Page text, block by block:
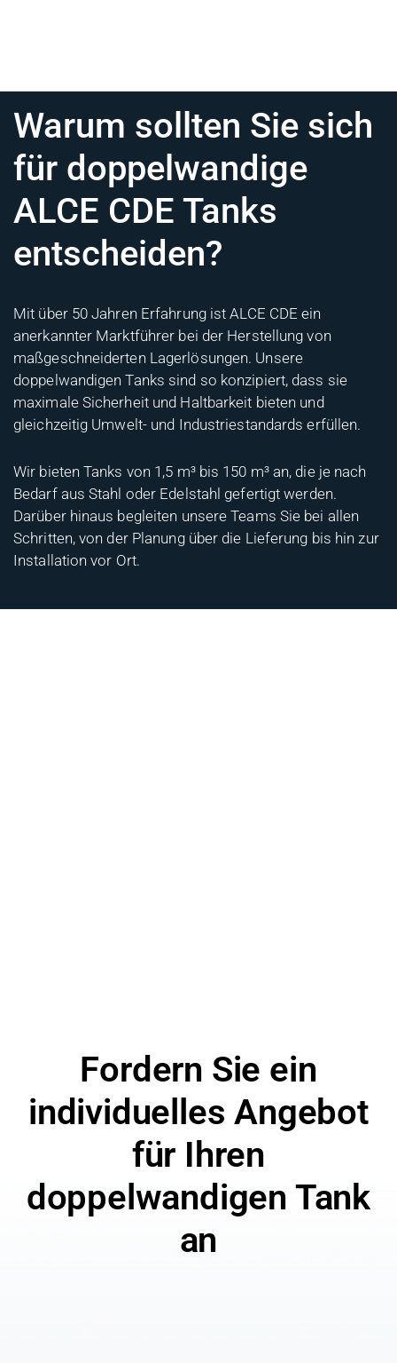
Warum sollten Sie sich
für doppelwandige
ALCE CDE Tanks
entscheiden?
Mit über 50 Jahren Erfahrung ist ALCE CDE ein
anerkannter Marktführer bei der Herstellung von
maßgeschneiderten Lagerlösungen. Unsere
doppelwandigen Tanks sind so konzipiert, dass sie
maximale Sicherheit und Haltbarkeit bieten und
gleichzeitig Umwelt- und Industriestandards erfüllen.
Wir bieten Tanks von 1,5 m³ bis 150 m³ an, die je nach
Bedarf aus Stahl oder Edelstahl gefertigt werden.
Darüber hinaus begleiten unsere Teams Sie bei allen
Schritten, von der Planung über die Lieferung bis hin zur
Installation vor Ort.
Fordern Sie ein
individuelles Angebot
für Ihren
doppelwandigen Tank
an